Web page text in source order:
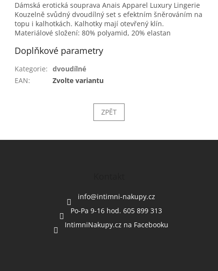
Dámská erotická souprava Anais Apparel Luxury Lingerie
Kouzelně svůdný dvoudílný set s efektním šněrováním na
topu i kalhotkách. Kalhotky mají otevřený klín.
Materiálové složení: 80% polyamid, 20% elastan
Doplňkové parametry
Kategorie: dvoudílné
EAN: Zvolte variantu
ZPĚT
info@intimni-nakupy.cz
Po-Pa 9-16 hod. 605 899 313
IntimniNakupy.cz na Facebooku